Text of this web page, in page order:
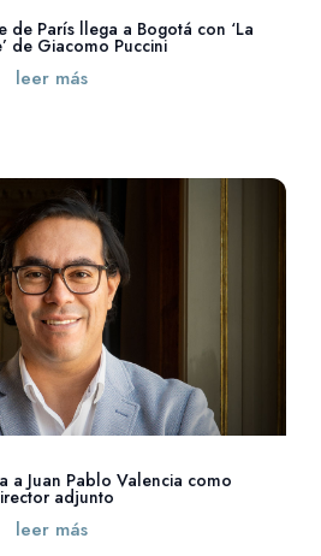
de París llega a Bogotá con ‘La
de Giacomo Puccini
leer más
a Juan Pablo Valencia como
adjunto
leer más